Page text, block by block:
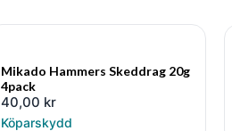
Mikado Hammers Skeddrag 20g
4pack
40,00 kr
Köparskydd